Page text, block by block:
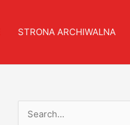
STRONA ARCHIWALNA